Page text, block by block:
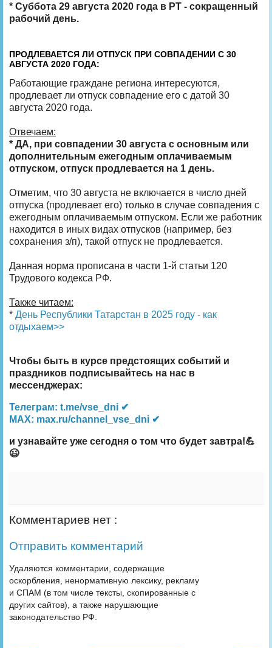
* Суббота 29 августа 2020 года в РТ - сокращенный
рабочий день.
ПРОДЛЕВАЕТСЯ ЛИ ОТПУСК ПРИ СОВПАДЕНИИ С 30
АВГУСТА 2020 ГОДА:
Работающие граждане региона интересуются,
продлевает ли отпуск совпадение его с датой 30
августа 2020 года.
Отвечаем:
* ДА, при совпадении 30 августа с основным или
дополнительным ежегодным оплачиваемым
отпуском, отпуск продлевается на 1 день.
Отметим, что 30 августа не включается в число дней
отпуска (продлевает его) только в случае совпадения с
ежегодным оплачиваемым отпуском. Если же работник
находится в иных видах отпусков (например, без
сохранения з/п), такой отпуск не продлевается.
Данная норма прописана в части 1-й статьи 120
Трудового кодекса РФ.
Также читаем:
* День Республики Татарстан в 2025 году - как
отдыхаем>>
Чтобы быть в курсе предстоящих событий и
праздников подписывайтесь на нас в
мессенджерах:
Телеграм: t.me/vse_dni ✔
MAX: max.ru/channel_vse_dni ✔
и узнавайте уже сегодня о том что будет завтра!💪
😉
Комментариев нет :
Отправить комментарий
Удаляются комментарии, содержащие
оскорбления, ненормативную лексику, рекламу
и СПАМ (в том числе тексты, скопированные с
других сайтов), а также нарушающие
законодательство РФ.